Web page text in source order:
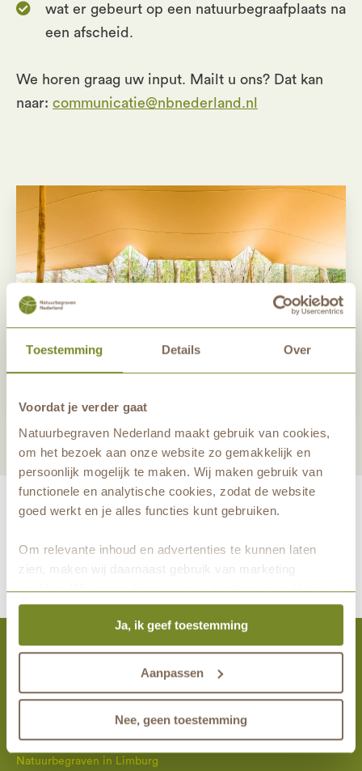
Toestemming Details Over
Voordat je verder gaat
Natuurbegraven Nederland maakt gebruik van cookies,
om het bezoek aan onze website zo gemakkelijk en
persoonlijk mogelijk te maken. Wij maken gebruik van
functionele en analytische cookies, zodat de website
goed werkt en je alles functies kunt gebruiken.
Om relevante inhoud en advertenties te kunnen laten
zien, maken wij daarnaast gebruik van marketing
cookies. Wij vragen hiervoor jouw toestemming. Het is
altijd mogelijk om je toestemming te veranderen. Alle
marketingprestaties worden geanalyseerd, zodat we
onze gasten nog beter kunnen helpen. Wil je meer weten
over het gebruik van cookies? Bekijk dan de andere
Ja, ik geef toestemming
Aanpassen
Nee, geen toestemming
wat er gebeurt op een natuurbegraafplaats na
een afscheid.
We horen graag uw input. Mailt u ons? Dat kan
naar: communicatie@nbnederland.nl
maakt eeuwige grafrust in de natuur mogelijk samen met
Natuurbegraven Nederland
Natuurbegraven in Brabant
Natuurbegraven in Gelderland
Natuurbegraven in Limburg